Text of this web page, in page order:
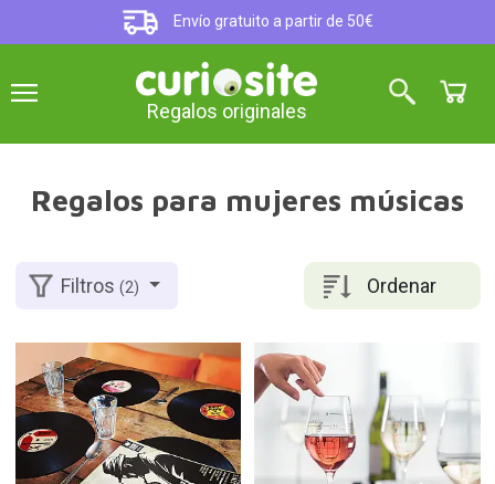
Envío gratuito a partir de 50€
Regalos originales
Regalos para mujeres músicas
Ordenar
Filtros(2)